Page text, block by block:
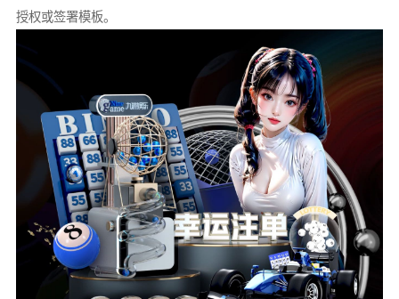
授权或签署模板。